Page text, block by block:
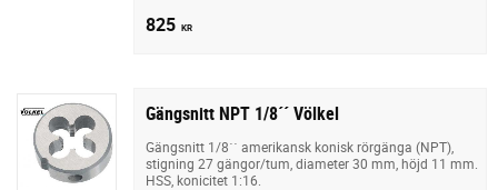
825 KR
Gängsnitt NPT 1/8´´ Völkel
Gängsnitt 1/8´´ amerikansk konisk rörgänga (NPT),
stigning 27 gängor/tum, diameter 30 mm, höjd 11 mm.
HSS, konicitet 1:16.